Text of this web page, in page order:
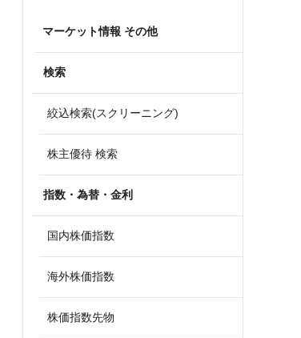
マーケット情報 その他
検索
絞込検索(スクリーニング)
株主優待 検索
指数・為替・金利
国内株価指数
海外株価指数
株価指数先物